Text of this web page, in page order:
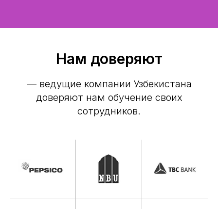
Нам доверяют
— ведущие компании Узбекистана
доверяют нам обучение своих
сотрудников.